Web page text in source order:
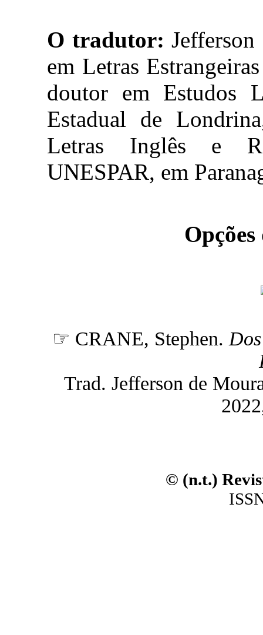
O tradutor:
em Letras
doutor em Estudos
Estadual de
Letras Inglês e
UNESPAR, em
☞ CRANE, Stephen.
Trad. Jefferson de
© (n.t.)